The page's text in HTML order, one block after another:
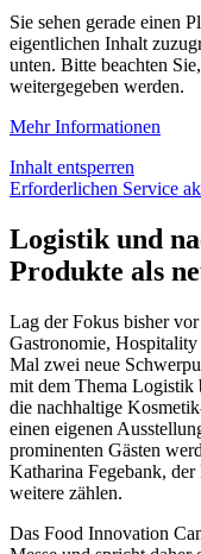
Sie sehen gerade einen
eigentlichen Inhalt
unten. Bitte beachten
weitergegeben werden.
Mehr Informationen
Inhalt entsperren
Erforderlichen Service
Logistik und
Produkte als
Lag der Fokus bisher
Gastronomie,
Mal zwei neue
mit dem Thema Logistik
die nachhaltige
einen eigenen
prominenten Gästen
Katharina Fegebank,
weitere zählen.
Das Food Innovation